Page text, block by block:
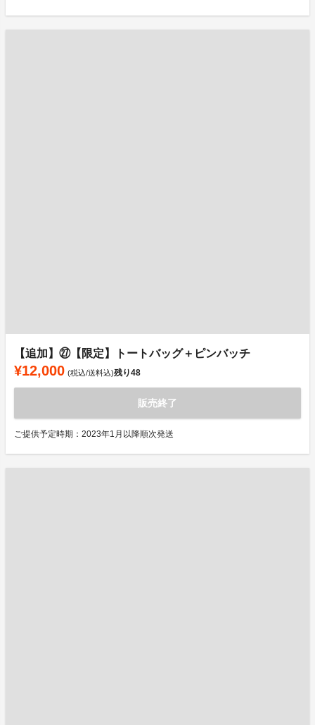
【追加】㉗【限定】トートバッグ＋ピンバッチ
¥12,000 (税込/送料込)残り48
販売終了
ご提供予定時期：2023年1月以降順次発送